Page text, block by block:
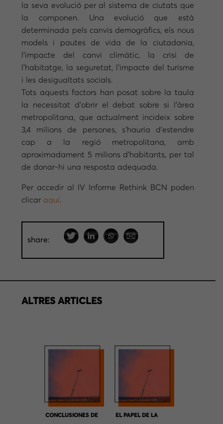
la seva evolució per al sistema de ciutats que
la componen. Una evolució que està
determinada pels canvis demogràfics, els nous
models i pautes de vida de la ciutadania,
l’impacte del canvi climàtic, la crisi de
l’habitatge, la seguretat, l’impacte del turisme
i les desigualtats socials.
Tots aquests factors han posat sobre la taula
la necessitat d’obrir el debat sobre si l’àrea
metropolitana, que actualment incideix sobre
3,4 milions de persones, s’hauria d’estendre
cap a la regió metropolitana, amb
aproximadament 5 milions d’habitants, per tal
de donar-hi una resposta adequada.
Per accedir al IV Informe Rethink BCN poden
clicar aquí
share:
ALTRES ARTICLES
CONCLUSIONES DE EL PAPEL DE LA